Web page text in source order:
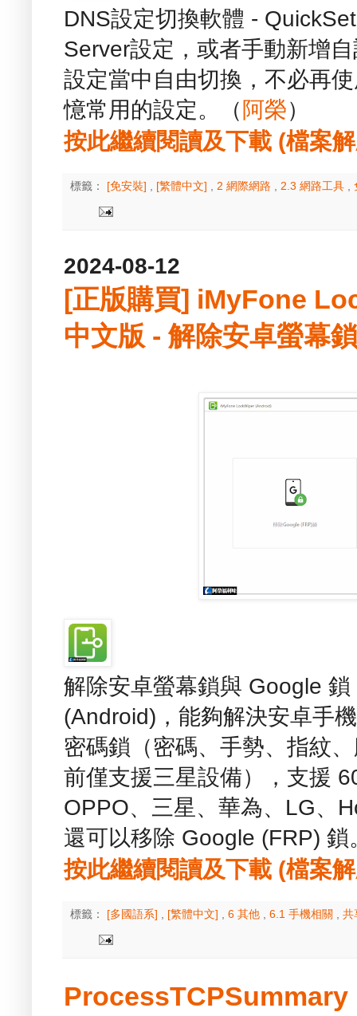
DNS設定切換軟體 -
Server設定，或者手動新增
設定當中自由切換，不必再
憶常用的設定。（ 阿榮）
按此繼續閱讀及下載 (檔案
標籤： [免安裝] [繁體中文] 2 網際網路 2.3 網路工具
2024-08-12
[正版購買] iMyFone
中文版 - 解除安卓螢幕
解除安卓螢幕鎖與 Google
(Android)，能夠解決安卓手
密碼鎖（密碼、手勢、指紋
前僅支援三星設備），支援
OPPO、三星、華為、LG、
還可以移除 Google (FRP) 鎖
按此繼續閱讀及下載 (檔案
標籤： [多國語系] [繁體中文] 6 其他 6.1 手機相關 共
ProcessTCPSummary